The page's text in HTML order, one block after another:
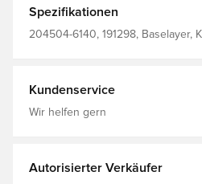
Einsätzen an den Beinen und im
für maximale Flexibilität und Belüftung.
88% Polyester, 12% Elasthan
Spezifikationen
204504-6140, 191298, Baselayer,
Kundenservice
Wir helfen gern
Autorisierter Verkäufer